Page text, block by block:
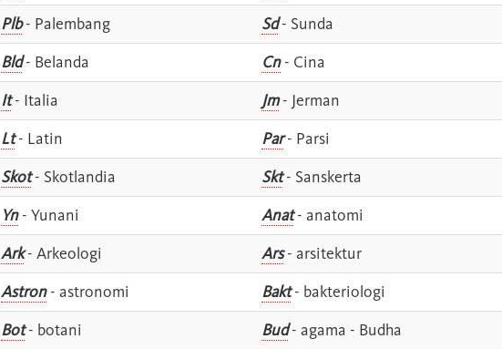
Plb- Palembang Sd- Sunda
Bld- Belanda Cn- Cina
It- Italia Jm- Jerman
Lt- Latin Par- Parsi
Skot- Skotlandia Skt- Sanskerta
Yn- Yunani Anat- anatomi
Ark- Arkeologi Ars- arsitektur
Astron- astronomi Bakt- bakteriologi
Bot- botani Bud- agama - Budha